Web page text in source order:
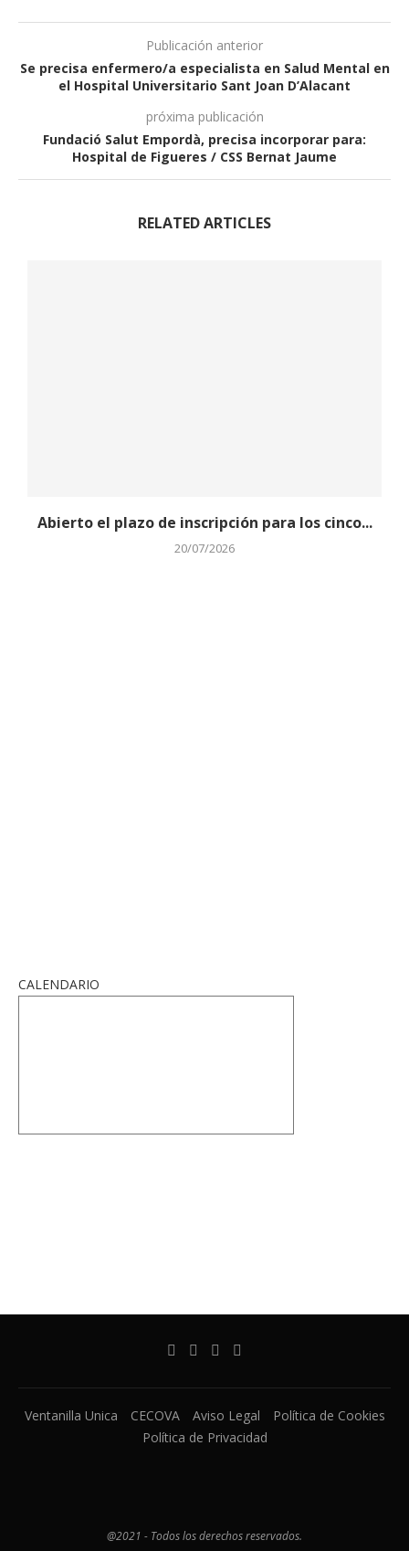
Publicación anterior
Se precisa enfermero/a especialista en Salud Mental en
el Hospital Universitario Sant Joan D’Alacant
próxima publicación
Fundació Salut Empordà, precisa incorporar para:
Hospital de Figueres / CSS Bernat Jaume
RELATED ARTICLES
Abierto el plazo de inscripción para los cinco...
20/07/2026
CALENDARIO
Ventanilla Unica CECOVA Aviso Legal
Política de Cookies
Política de Privacidad
@2021 - Todos los derechos reservados.